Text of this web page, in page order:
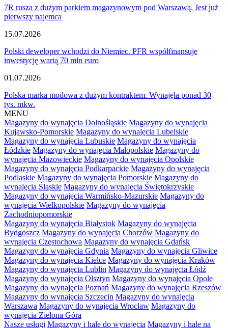
7R rusza z dużym parkiem magazynowym pod Warszawą. Jest już
pierwszy najemca
15.07.2026
Polski deweloper wchodzi do Niemiec. PFR współfinansuje
inwestycję wartą 70 mln euro
01.07.2026
Polska marka modowa z dużym kontraktem. Wynajęła ponad 30
tys. mkw.
MENU
Magazyny do wynajęcia Dolnośląskie Magazyny do wynajęcia
Kujawsko-Pomorskie Magazyny do wynajęcia Lubelskie
Magazyny do wynajęcia Lubuskie Magazyny do wynajęcia
Łódzkie Magazyny do wynajęcia Małopolskie Magazyny do
wynajęcia Mazowieckie Magazyny do wynajęcia Opolskie
Magazyny do wynajęcia Podkarpackie Magazyny do wynajęcia
Podlaskie Magazyny do wynajęcia Pomorskie Magazyny do
wynajęcia Śląskie Magazyny do wynajęcia Świętokrzyskie
Magazyny do wynajęcia Warmińsko-Mazurskie Magazyny do
wynajęcia Wielkopolskie Magazyny do wynajęcia
Zachodniopomorskie
Magazyny do wynajęcia Białystok Magazyny do wynajęcia
Bydgoszcz Magazyny do wynajęcia Chorzów Magazyny do
wynajęcia Częstochowa Magazyny do wynajęcia Gdańsk
Magazyny do wynajęcia Gdynia Magazyny do wynajęcia Gliwice
Magazyny do wynajęcia Kielce Magazyny do wynajęcia Kraków
Magazyny do wynajęcia Lublin Magazyny do wynajęcia Łódź
Magazyny do wynajęcia Olsztyn Magazyny do wynajęcia Opole
Magazyny do wynajęcia Poznań Magazyny do wynajęcia Rzeszów
Magazyny do wynajęcia Szczecin Magazyny do wynajęcia
Warszawa Magazyny do wynajęcia Wrocław Magazyny do
wynajęcia Zielona Góra
Nasze usługi Magazyny i hale do wynajęcia Magazyny i hale na